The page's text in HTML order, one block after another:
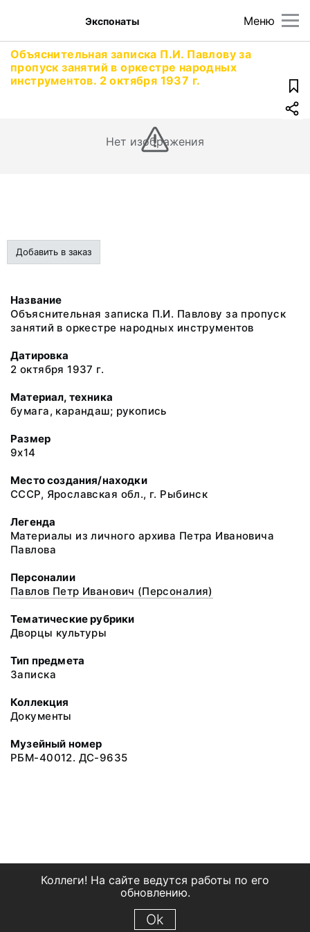
Меню
Экспонаты
Объяснительная записка П.И. Павлову за
пропуск занятий в оркестре народных
инструментов. 2 октября 1937 г.
Нет изображения
Добавить в заказ
Название
Объяснительная записка П.И. Павлову за пропуск
занятий в оркестре народных инструментов
Датировка
2 октября 1937 г.
Материал, техника
бумага, карандаш; рукопись
Размер
9х14
Место создания/находки
СССР, Ярославская обл., г. Рыбинск
Легенда
Материалы из личного архива Петра Ивановича
Павлова
Персоналии
Павлов Петр Иванович (Персоналия)
Тематические рубрики
Дворцы культуры
Тип предмета
Записка
Коллекция
Документы
Музейный номер
РБМ-40012. ДС-9635
Коллеги! На сайте ведутся работы по его
обновлению.
Ok